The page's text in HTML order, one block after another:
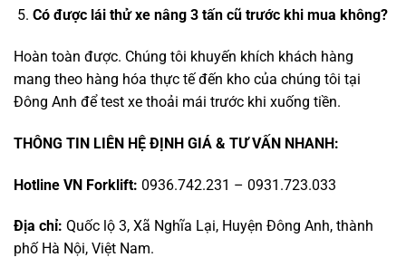
Có được lái thửxe nâng 3 tấn cũ trước khi mua không?
Hoàn toàn được. Chúng tôi khuyến khích khách hàng
mang theo hàng hóa thực tế đến kho của chúng tôi tại
Đông Anh để test xe thoải mái trước khi xuống tiền.
THÔNG TIN LIÊN HỆ ĐỊNH GIÁ & TƯ VẤN NHANH:
Hotline VN Forklift: 0936.742.231 – 0931.723.033
Địa chỉ: Quốc lộ 3, Xã Nghĩa Lại, Huyện Đông Anh, thành
phố Hà Nội, Việt Nam.